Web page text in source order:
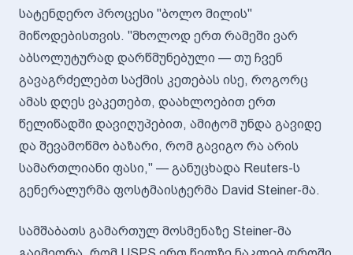
სატენდერო პროცესი "ბოლო მილის"
მიწოდებისთვის. "მხოლოდ ერთ რამეში ვარ
აბსოლუტურად დარწმუნებული — თუ ჩვენ
გავაგრძელებთ საქმის კეთებას ისე, როგორც
ამას დღეს ვაკეთებთ, დაახლოებით ერთ
წელიწადში დავიღუპებით, ამიტომ უნდა გავიდე
და შევამოწმო ბაზარი, რომ გავიგო რა არის
სამართლიანი ფასი," — განუცხადა Reuters-ს
გენერალურმა ფოსტმაისტერმა David Steiner-მა.
სამშაბათს გამართულ მოსმენაზე Steiner-მა